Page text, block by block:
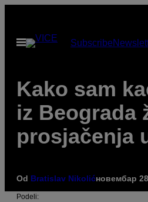
садржај
Otvori
Meni
Subscribe
Kako sam
iz Beograda
prosjačenja
Od Bratislav Nikolićновембар
Podeli: